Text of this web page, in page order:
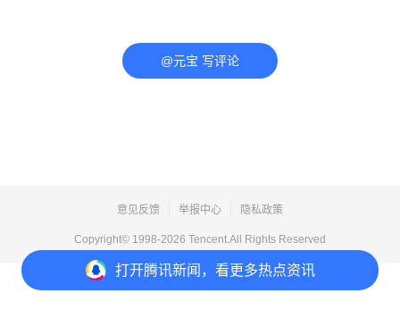
打开腾讯新闻，看更多热点资讯
@元宝 写评论
意见反馈 举报中心 隐私政策
Copyright© 1998-2026 Tencent.All Rights Reserved